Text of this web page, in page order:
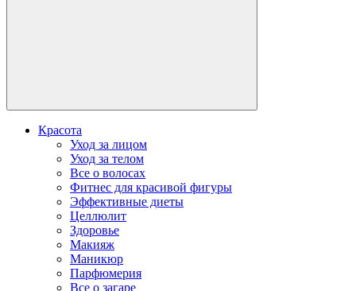
Красота
Уход за лицом
Уход за телом
Все о волосах
Фитнес для красивой фигуры
Эффективные диеты
Целлюлит
Здоровье
Макияж
Маникюр
Парфюмерия
Все о загаре